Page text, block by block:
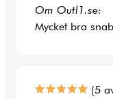
Om Outl1.se:
Mycket bra
(5